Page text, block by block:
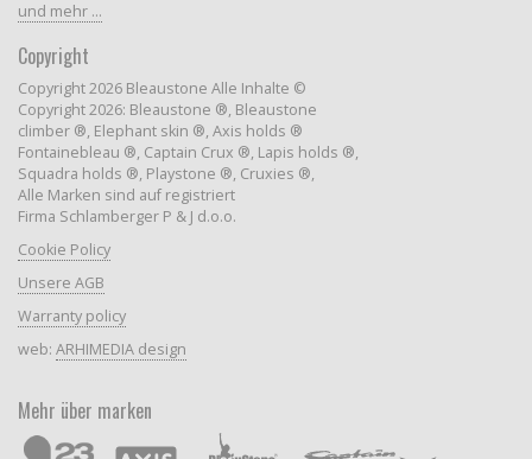
und mehr ...
Copyright
Copyright 2026 Bleaustone Alle Inhalte ©
Copyright 2026: Bleaustone ®, Bleaustone
climber ®, Elephant skin ®, Axis holds ®
Fontainebleau ®, Captain Crux ®, Lapis holds ®,
Squadra holds ®, Playstone ®, Cruxies ®,
Alle Marken sind auf registriert
Firma Schlamberger P & J d.o.o.
Cookie Policy
Unsere AGB
Warranty policy
web: ARHIMEDIA design
Mehr über marken